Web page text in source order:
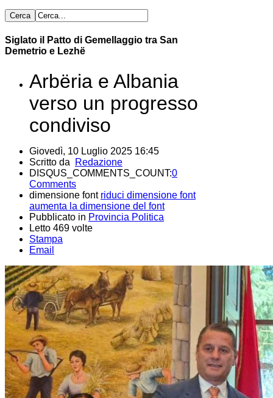
Siglato il Patto di Gemellaggio tra San
Demetrio e Lezhë
Arbëria e Albania
verso un progresso
condiviso
Giovedì, 10 Luglio 2025 16:45
Scritto da
Redazione
DISQUS_COMMENTS_COUNT:0
Comments
dimensione font riduci dimensione font
aumenta la dimensione del font
Pubblicato in Provincia Politica
Letto 469 volte
Stampa
Email